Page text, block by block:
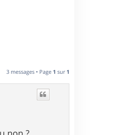
3 messages • Page 1 sur 1